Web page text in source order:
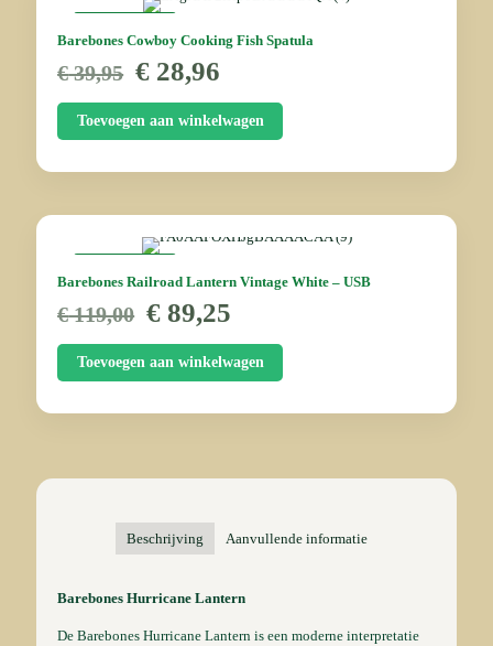
Barebones Cowboy Cooking Fish Spatula
€39,95 Oorspronkelijke
prijs
was:
€ 39,95.
€ 28,96
is:
€ 28,96.
Toevoegen aan winkelwagen
Barebones Railroad Lantern Vintage White – USB
€119,00 Oorspronkelijke
prijs
was:
€ 119,00.
€ 89,25
is:
€ 89,25.
Toevoegen aan winkelwagen
Beschrijving Aanvullende informatie
Barebones Hurricane Lantern
De Barebones Hurricane Lantern is een moderne interpretatie